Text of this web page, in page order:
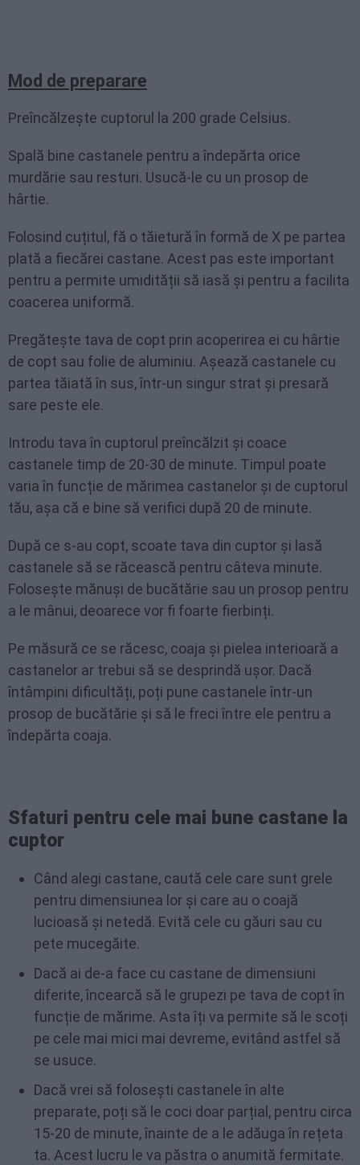
Mod de preparare
Preîncălzește cuptorul la 200 grade Celsius.
Spală bine castanele pentru a îndepărta orice
murdărie sau resturi. Usucă-le cu un prosop de
hârtie.
Folosind cuțitul, fă o tăietură în formă de X pe partea
plată a fiecărei castane. Acest pas este important
pentru a permite umidității să iasă și pentru a facilita
coacerea uniformă.
Pregătește tava de copt prin acoperirea ei cu hârtie
de copt sau folie de aluminiu. Așează castanele cu
partea tăiată în sus, într-un singur strat și presară
sare peste ele.
Introdu tava în cuptorul preîncălzit și coace
castanele timp de 20-30 de minute. Timpul poate
varia în funcție de mărimea castanelor și de cuptorul
tău, așa că e bine să verifici după 20 de minute.
După ce s-au copt, scoate tava din cuptor și lasă
castanele să se răcească pentru câteva minute.
Folosește mănuși de bucătărie sau un prosop pentru
a le mânui, deoarece vor fi foarte fierbinți.
Pe măsură ce se răcesc, coaja și pielea interioară a
castanelor ar trebui să se desprindă ușor. Dacă
întâmpini dificultăți, poți pune castanele într-un
prosop de bucătărie și să le freci între ele pentru a
îndepărta coaja.
Sfaturi pentru cele mai bune castane la
cuptor
Când alegi castane, caută cele care sunt grele
pentru dimensiunea lor și care au o coajă
lucioasă și netedă. Evită cele cu găuri sau cu
pete mucegăite.
Dacă ai de-a face cu castane de dimensiuni
diferite, încearcă să le grupezi pe tava de copt în
funcție de mărime. Asta îți va permite să le scoți
pe cele mai mici mai devreme, evitând astfel să
se usuce.
Dacă vrei să folosești castanele în alte
preparate, poți să le coci doar parțial, pentru circa
15-20 de minute, înainte de a le adăuga în rețeta
ta. Acest lucru le va păstra o anumită fermitate.